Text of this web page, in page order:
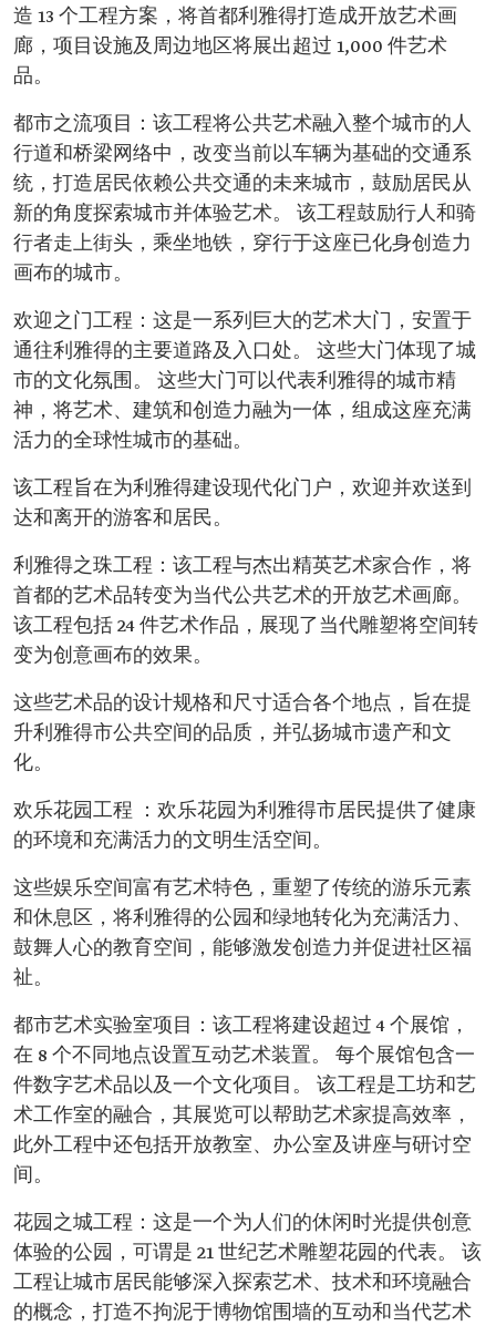
造 13 个工程方案，将首都利雅得打造成开放艺术画
廊，项目设施及周边地区将展出超过 1,000 件艺术
品。
都市之流项目：该工程将公共艺术融入整个城市的人
行道和桥梁网络中，改变当前以车辆为基础的交通系
统，打造居民依赖公共交通的未来城市，鼓励居民从
新的角度探索城市并体验艺术。 该工程鼓励行人和骑
行者走上街头，乘坐地铁，穿行于这座已化身创造力
画布的城市。
欢迎之门工程：这是一系列巨大的艺术大门，安置于
通往利雅得的主要道路及入口处。 这些大门体现了城
市的文化氛围。 这些大门可以代表利雅得的城市精
神，将艺术、建筑和创造力融为一体，组成这座充满
活力的全球性城市的基础。
该工程旨在为利雅得建设现代化门户，欢迎并欢送到
达和离开的游客和居民。
利雅得之珠工程：该工程与杰出精英艺术家合作，将
首都的艺术品转变为当代公共艺术的开放艺术画廊。
该工程包括 24 件艺术作品，展现了当代雕塑将空间转
变为创意画布的效果。
这些艺术品的设计规格和尺寸适合各个地点，旨在提
升利雅得市公共空间的品质，并弘扬城市遗产和文
化。
欢乐花园工程 ：欢乐花园为利雅得市居民提供了健康
的环境和充满活力的文明生活空间。
这些娱乐空间富有艺术特色，重塑了传统的游乐元素
和休息区，将利雅得的公园和绿地转化为充满活力、
鼓舞人心的教育空间，能够激发创造力并促进社区福
祉。
都市艺术实验室项目：该工程将建设超过 4 个展馆，
在 8 个不同地点设置互动艺术装置。 每个展馆包含一
件数字艺术品以及一个文化项目。 该工程是工坊和艺
术工作室的融合，其展览可以帮助艺术家提高效率，
此外工程中还包括开放教室、办公室及讲座与研讨空
间。
花园之城工程：这是一个为人们的休闲时光提供创意
体验的公园，可谓是 21 世纪艺术雕塑花园的代表。 该
工程让城市居民能够深入探索艺术、技术和环境融合
的概念，打造不拘泥于博物馆围墙的互动和当代艺术